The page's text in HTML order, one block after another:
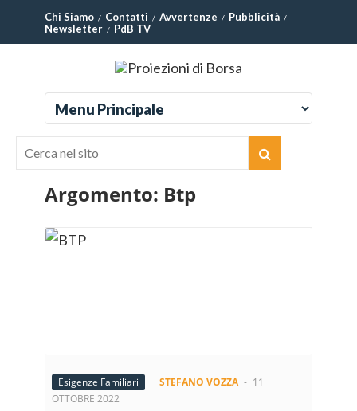
Chi Siamo Contatti Avvertenze
Pubblicità
Newsletter
PdB TV
Argomento: Btp
Esigenze Familiari STEFANO VOZZA - 11
OTTOBRE 2022